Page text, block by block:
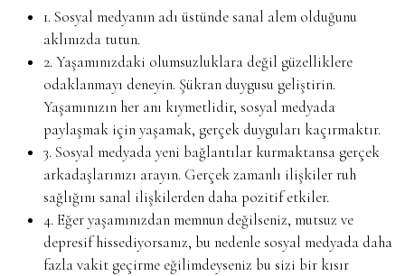
1. Sosyal medyanın adı üstünde sanal alem olduğunu
aklınızda tutun.
2. Yaşamınızdaki olumsuzluklara değil güzelliklere
odaklanmayı deneyin. Şükran duygusu geliştirin.
Yaşamınızın her anı kıymetlidir, sosyal medyada
paylaşmak için yaşamak, gerçek duyguları kaçırmaktır.
3. Sosyal medyada yeni bağlantılar kurmaktansa gerçek
arkadaşlarınızı arayın. Gerçek zamanlı ilişkiler ruh
sağlığını sanal ilişkilerden daha pozitif etkiler.
4. Eğer yaşamınızdan memnun değilseniz, mutsuz ve
depresif hissediyorsanız, bu nedenle sosyal medyada daha
fazla vakit geçirme eğilimdeyseniz bu sizi bir kısır